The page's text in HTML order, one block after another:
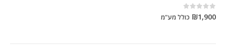
0
out of 5
₪1,900 כולל מע"מ